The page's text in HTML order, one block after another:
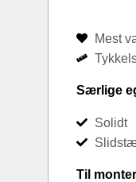
Mest
Særlige
Solidt
Til